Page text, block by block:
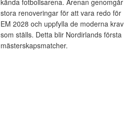
kända fotbollsarena. Arenan genomgår
stora renoveringar för att vara redo för
EM 2028 och uppfylla de moderna krav
som ställs. Detta blir Nordirlands första
mästerskapsmatcher.